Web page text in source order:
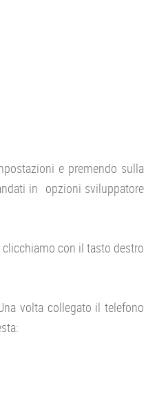
e premendo sulla
in opzioni sviluppatore
con il tasto destro
volta collegato il telefono